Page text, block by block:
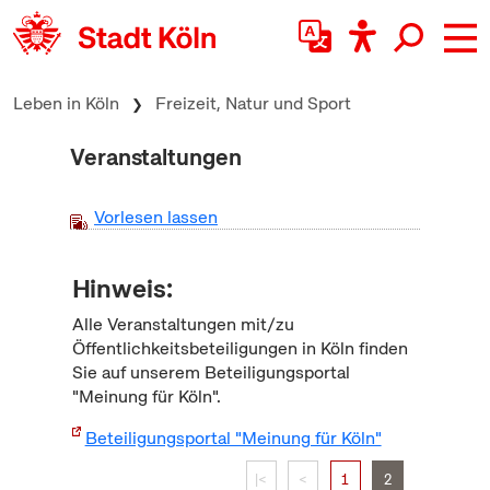
zum Inhalt springen
Leben in Köln Freizeit, Natur und Sport
Veranstaltungen
Vorlesen lassen
Hinweis:
Alle Veranstaltungen mit/zu
Öffentlichkeitsbeteiligungen in Köln finden
Sie auf unserem Beteiligungsportal
"Meinung für Köln".
Beteiligungsportal "Meinung für Köln"
|< < 1 2